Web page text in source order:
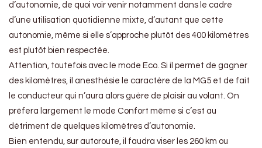
d’autonomie, de quoi voir venir notamment dans le cadre
d’une utilisation quotidienne mixte, d’autant que cette
autonomie, même si elle s’approche plutôt des 400 kilomètres
est plutôt bien respectée.
Attention, toutefois avec le mode Eco. Si il permet de gagner
des kilomètres, il anesthésie le caractère de la MG5 et de fait
le conducteur qui n’aura alors guère de plaisir au volant. On
préfera largement le mode Confort même si c’est au
détriment de quelques kilomètres d’autonomie.
Bien entendu, sur autoroute, il faudra viser les 260 km ou